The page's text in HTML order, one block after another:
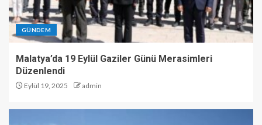
GÜNDEM
Malatya’da 19 Eylül Gaziler Günü Merasimleri
Düzenlendi
Eylül 19, 2025 admin